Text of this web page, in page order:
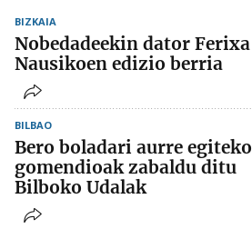
BIZKAIA
Nobedadeekin dator Ferixa
Nausikoen edizio berria
BILBAO
Bero boladari aurre egiteko
gomendioak zabaldu ditu
Bilboko Udalak